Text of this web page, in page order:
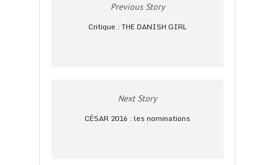
Previous Story
Critique : THE DANISH GIRL
Next Story
CÉSAR 2016 : les nominations